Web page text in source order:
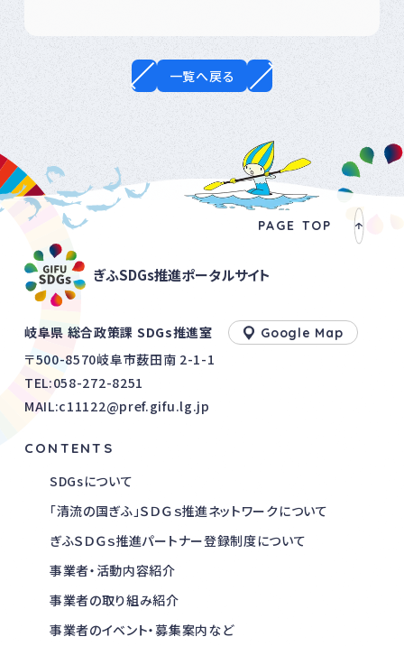
一覧へ戻る
PAGE TOP
ぎふSDGs推進ポータルサイト
岐阜県 総合政策課 SDGs推進室 Google Map
〒500-8570岐阜市薮田南 2-1-1
TEL:058-272-8251
MAIL:c11122@pref.gifu.lg.jp
CONTENTS
SDGsについて
「清流の国ぎふ」ＳＤＧｓ推進ネットワークについて
ぎふＳＤＧｓ推進パートナー登録制度について
事業者・活動内容紹介
事業者の取り組み紹介
事業者のイベント・募集案内など